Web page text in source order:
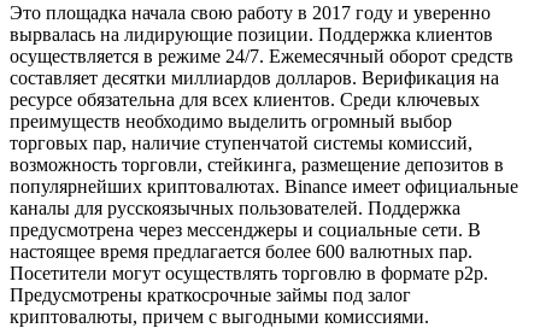
Это площадка начала свою работу в 2017 году и уверенно
вырвалась на лидирующие позиции. Поддержка клиентов
осуществляется в режиме 24/7. Ежемесячный оборот средств
составляет десятки миллиардов долларов. Верификация на
ресурсе обязательна для всех клиентов. Среди ключевых
преимуществ необходимо выделить огромный выбор
торговых пар, наличие ступенчатой системы комиссий,
возможность торговли, стейкинга, размещение депозитов в
популярнейших криптовалютах. Binance имеет официальные
каналы для русскоязычных пользователей. Поддержка
предусмотрена через мессенджеры и социальные сети. В
настоящее время предлагается более 600 валютных пар.
Посетители могут осуществлять торговлю в формате p2p.
Предусмотрены краткосрочные займы под залог
криптовалюты, причем с выгодными комиссиями.